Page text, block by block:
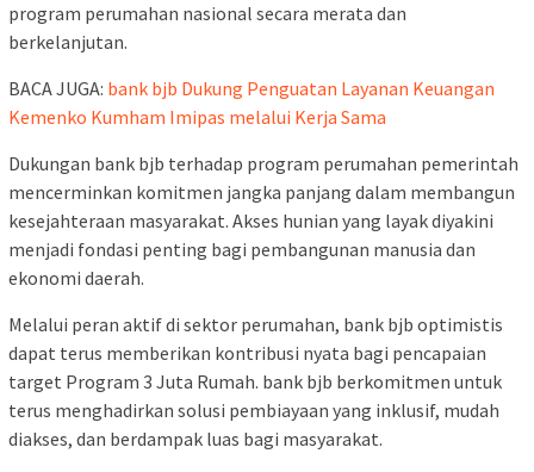
program perumahan nasional secara merata dan
berkelanjutan.
BACA JUGA: bank bjb Dukung Penguatan Layanan Keuangan
Kemenko Kumham Imipas melalui Kerja Sama
Dukungan bank bjb terhadap program perumahan pemerintah
mencerminkan komitmen jangka panjang dalam membangun
kesejahteraan masyarakat. Akses hunian yang layak diyakini
menjadi fondasi penting bagi pembangunan manusia dan
ekonomi daerah.
Melalui peran aktif di sektor perumahan, bank bjb optimistis
dapat terus memberikan kontribusi nyata bagi pencapaian
target Program 3 Juta Rumah. bank bjb berkomitmen untuk
terus menghadirkan solusi pembiayaan yang inklusif, mudah
diakses, dan berdampak luas bagi masyarakat.